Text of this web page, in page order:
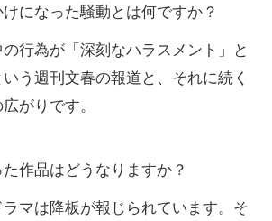
になった騒動とは何ですか？
の行為が「深刻なハラスメント」と
う週刊文春の報道と、それに続く
がりです。
作品はどうなりますか？
マは降板が報じられています。そ